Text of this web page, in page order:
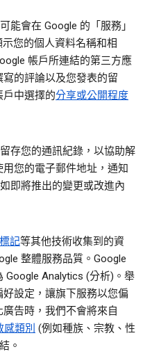
能會在 Google 的「服務」
您的個人資料名稱和相
帳戶所連結的第三方應
的評論以及您發表的留
戶中選擇的分享或公開程度
存您的通訊紀錄，以協助解
您的電子郵件地址，通知
即將推出的變更或改進內
記等其他技術收集到的資
整體服務品質。Google
Google Analytics (分析)。舉
設定，讓旗下服務以您偏
告時，我們不會將來自
感類別 (例如種族、宗教、性
。